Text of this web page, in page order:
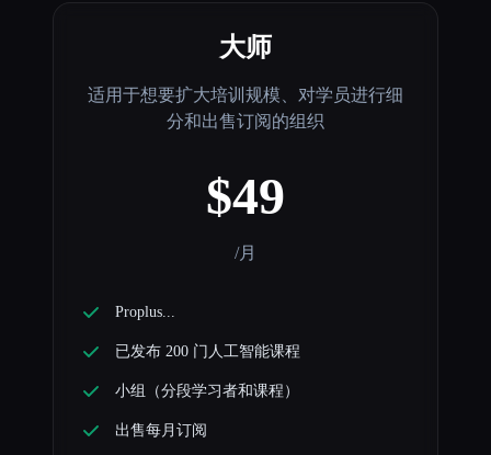
大师
适用于想要扩大培训规模、对学员进行细
分和出售订阅的组织
$49
/月
Proplus...
已发布 200 门人工智能课程
小组（分段学习者和课程）
出售每月订阅